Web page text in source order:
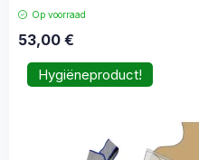
Op voorraad
53,00 €
Hygiëneproduct!